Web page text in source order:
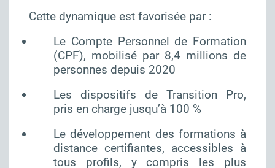
Cette dynamique est favorisée par :
Le Compte Personnel de Formation
(CPF), mobilisé par 8,4 millions de
personnes depuis 2020
Les dispositifs de Transition Pro,
pris en charge jusqu’à 100 %
Le développement des formations à
distance certifiantes, accessibles à
tous profils, y compris les plus